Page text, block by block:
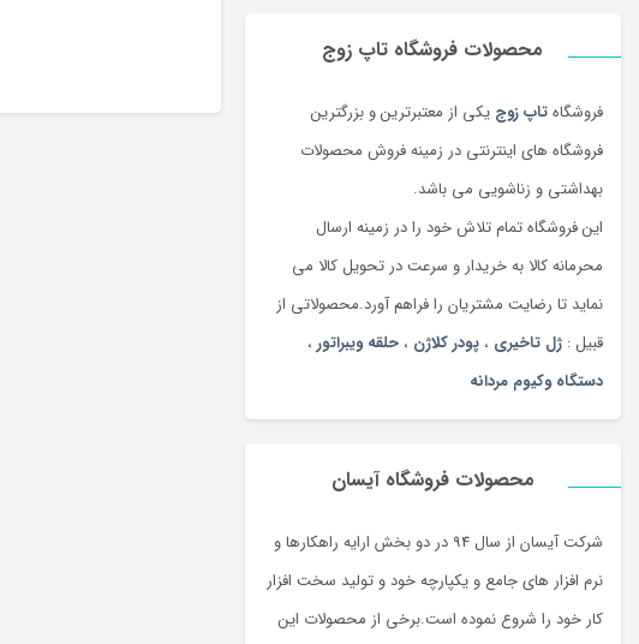
محصولات فروشگاه تاپ زوج
فروشگاهتاپ زوج یکی از معتبرترین و بزرگترین
فروشگاه های اینترنتی در زمینه فروش محصولات
بهداشتی و زناشویی می باشد.
این فروشگاه تمام تلاش خود را در زمینه ارسال
محرمانه کالا به خریدار و سرعت در تحویل کالا می
نماید تا رضایت مشتریان را فراهم آورد.محصولاتی از
قبیل : ژل تاخیری ، پودر کلاژن ، حلقه ویبراتور ،
دستگاه وکیوم مردانه
محصولات فروشگاه آیسان
شرکت آیسان از سال 94 در دو بخش ارایه راهکارها و
نرم افزار های جامع و یکپارچه خود و تولید سخت افزار
کار خود را شروع نموده است.برخی از محصولات این